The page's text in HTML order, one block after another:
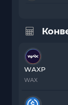
WAXP
WAX